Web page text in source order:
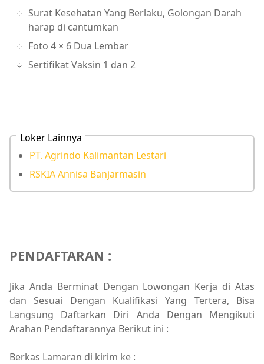
Surat Kesehatan Yang Berlaku, Golongan Darah
harap di cantumkan
Foto 4 × 6 Dua Lembar
Sertifikat Vaksin 1 dan 2
Loker Lainnya
PT. Agrindo Kalimantan Lestari
RSKIA Annisa Banjarmasin
PENDAFTARAN :
Jika Anda Berminat Dengan Lowongan Kerja di Atas
dan Sesuai Dengan Kualifikasi Yang Tertera, Bisa
Langsung Daftarkan Diri Anda Dengan Mengikuti
Arahan Pendaftarannya Berikut ini :
Berkas Lamaran di kirim ke :